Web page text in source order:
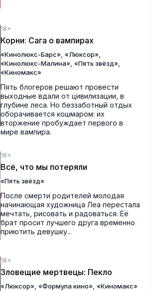
18+
Корни: Сага о вампирах
«Кинолюкс-Барс» «Люксор»
«Кинолюкс-Малина» «Пять звёзд»
«Киномакс»
Пять блогеров решают провести
выходные вдали от цивилизации, в
глубине леса. Но беззаботный отдых
оборачивается кошмаром: их
вторжение пробуждает первого в
мире вампира.
18+
Всё, что мы потеряли
«Пять звёзд»
После смерти родителей молодая
начинающая художница Леа перестала
мечтать, рисовать и радоваться. Её
брат просит лучшего друга временно
приютить девушку...
18+
Зловещие мертвецы: Пекло
«Люксор» «Формула кино» «Киномакс»